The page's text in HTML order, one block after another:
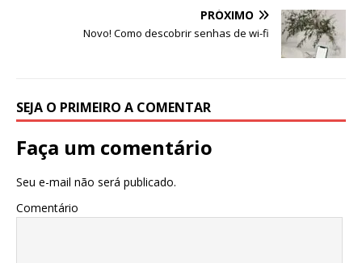
PRÓXIMO
Novo! Como descobrir senhas de wi-fi
SEJA O PRIMEIRO A COMENTAR
Faça um comentário
Seu e-mail não será publicado.
Comentário